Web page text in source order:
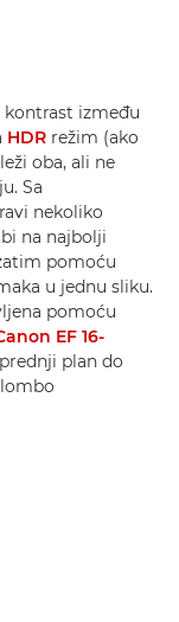
između
HDR režim (ako
oba, ali ne
Sa
nekoliko
na najbolji
pomoću
u jednu sliku.
pomoću
EF 16-
plan do